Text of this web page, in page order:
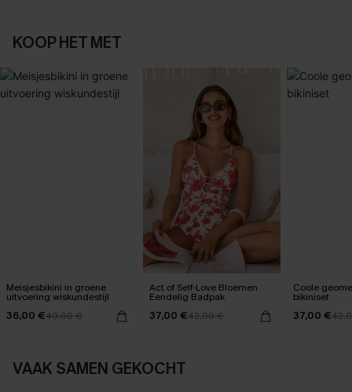
KOOP HET MET
Meisjesbikini in groene
uitvoering wiskundestijl
36,00 €40,00 €
Act of Self-Love Bloemen
Eendelig Badpak
37,00 €42,00 €
Coole
bikiniset
37,00 €
VAAK SAMEN GEKOCHT